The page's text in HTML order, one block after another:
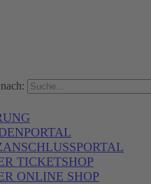
TICKETSHOP
ONLINE SHOP